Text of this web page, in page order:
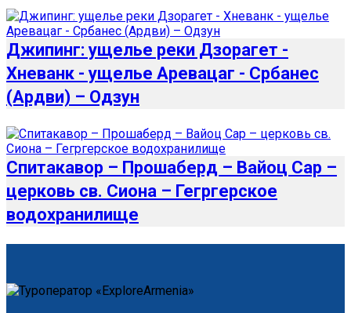
Джипинг: ущелье реки Дзорагет -
Хневанк - ущелье Аревацаг - Србанес
(Ардви) – Одзун
Спитакавор – Прошаберд – Вайоц Сар –
церковь св. Сиона – Гегргерское
водохранилище